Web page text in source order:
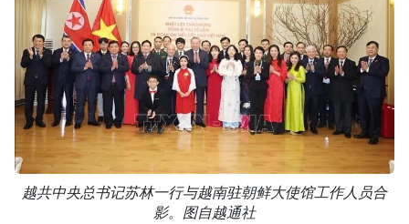
越共中央总书记苏林一行与越南驻朝鲜大使馆工作人员合
影。图自越通社